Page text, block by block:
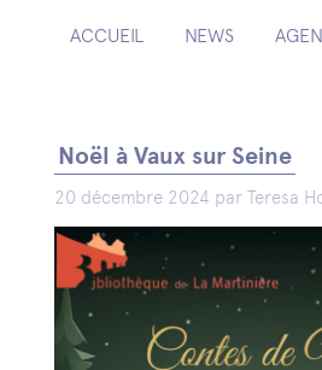
ACCUEIL NEWS
Noël à Vaux sur Seine
20 décembre 2024 par Teresa